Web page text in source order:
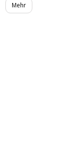
Mehr